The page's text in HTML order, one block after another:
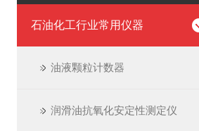
石油化工行业常用仪器
油液颗粒计数器
润滑油抗氧化安定性测定仪